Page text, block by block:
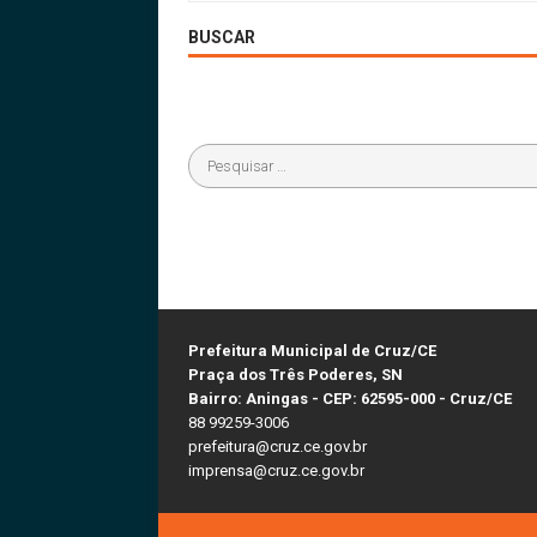
BUSCAR
Prefeitura Municipal de Cruz/CE
Praça dos Três Poderes, SN
Bairro: Aningas - CEP: 62595-000 - Cruz/CE
88 99259-3006
prefeitura@cruz.ce.gov.br
imprensa@cruz.ce.gov.br